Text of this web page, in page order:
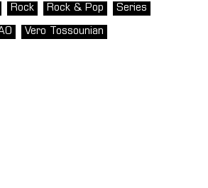
Rock Rock & Pop Series
Vero Tossounian